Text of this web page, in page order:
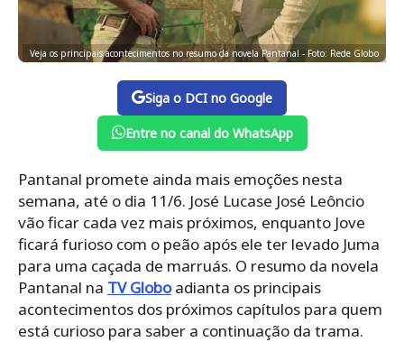
Veja os principais acontecimentos no resumo da novela Pantanal - Foto: Rede Globo
Siga o DCI no Google
Entre no canal do WhatsApp
Pantanal promete ainda mais emoções nesta
semana, até o dia 11/6. José Lucase José Leôncio
vão ficar cada vez mais próximos, enquanto Jove
ficará furioso com o peão após ele ter levado Juma
para uma caçada de marruás. O resumo da novela
Pantanal na TV Globoadianta os principais
acontecimentos dos próximos capítulos para quem
está curioso para saber a continuação da trama.